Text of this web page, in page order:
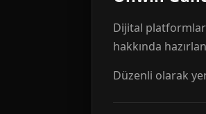
Dijital
hakkında
Düzenli olarak